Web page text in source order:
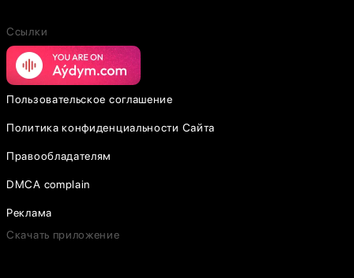
Ссылки
Пользовательское соглашение
Политика конфиденциальности Сайта
Правообладателям
DMCA complain
Реклама
Скачать приложение